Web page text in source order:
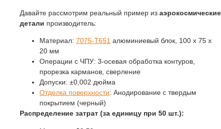
Давайте рассмотрим реальный пример из аэрокосмические
детали производитель:
Материал: 7075-T651 алюминиевый блок, 100 x 75 x
20 мм
Операции с ЧПУ: 3-осевая обработка контуров,
прорезка карманов, сверление
Допуски: ±0,002 дюйма
Отделка поверхности: Анодирование с твердым
покрытием (черный)
Распределение затрат (за единицу при 50 шт.):